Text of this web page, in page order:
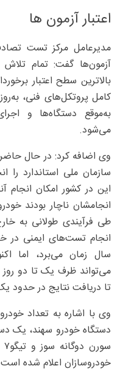
اعتبار آزمون ها
مدیرعامل مرکز تست
آزمون‌ها گفت: تمام
بالاترین سطح اعتبار
کامل پروتکل‌های فنی،
به‌موقع دستگاه‌ها و
می‌شود.
وی اضافه کرد: در حال
سازمان ملی استاندارد
این در کشور امکان انجام
انجامشان ناچار بودند
طی فرآیندی طولانی به
سال زمان می‌برد، اما
می‌تواند ظرف یک تا دو روز
تا دریافت نتایج در حدود
دستگاه خودرو سهند، یک
خودروسازان اعلام شده